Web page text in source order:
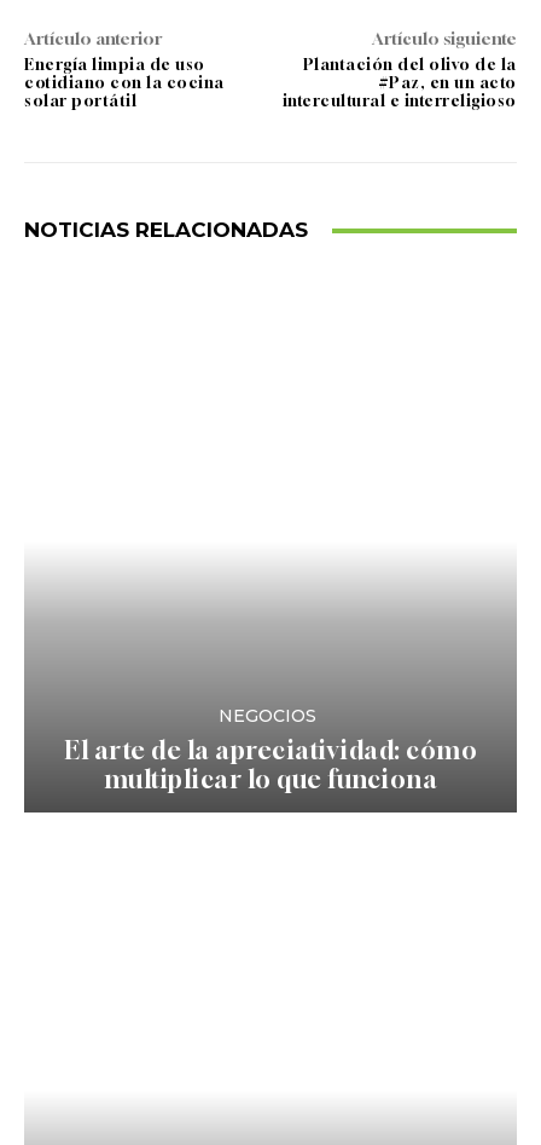
Artículo anterior
Energía limpia de uso
cotidiano con la cocina
solar portátil
Artículo siguiente
Plantación del olivo de la
#Paz, en un acto
intercultural e interreligioso
NOTICIAS RELACIONADAS
NEGOCIOS
El arte de la apreciatividad: cómo
multiplicar lo que funciona